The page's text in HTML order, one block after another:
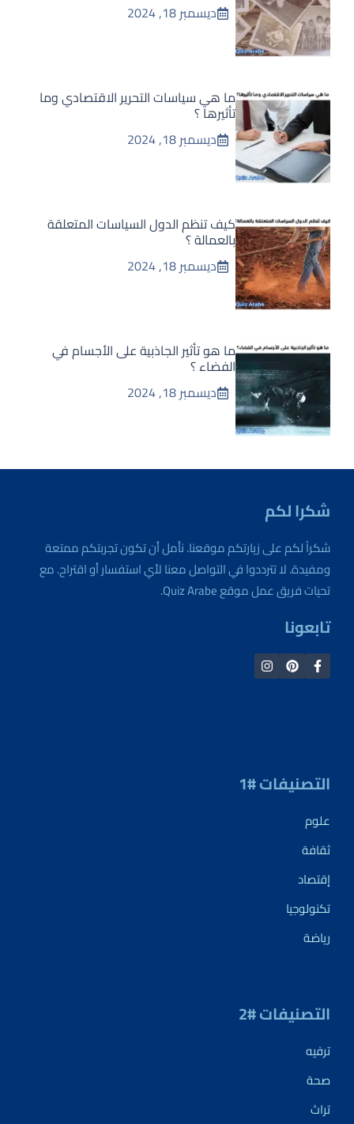
ديسمبر 18, 2024
ما هي سياسات التحرير الاقتصادي وما
تأثيرها ؟
ديسمبر 18, 2024
كيف تنظم الدول السياسات المتعلقة
بالعمالة ؟
ديسمبر 18, 2024
ما هو تأثير الجاذبية على الأجسام في
الفضاء ؟
ديسمبر 18, 2024
شكرا لكم
شكراً لكم على زيارتكم موقعنا. نأمل أن تكون تجربتكم ممتعة
ومفيدة. لا تترددوا في التواصل معنا لأي استفسار أو اقتراح. مع
تحيات فريق عمل موقع Quiz Arabe.
تابعونا
التصنيفات #1
علوم
ثقافة
إقتصاد
تكنولوجيا
رياضة
التصنيفات #2
ترفيه
صحة
تراث